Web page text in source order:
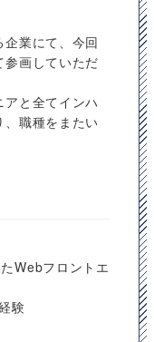
業にて、今回
参画していただ
と全てインハ
、職種をまたい
Webフロントエ
験